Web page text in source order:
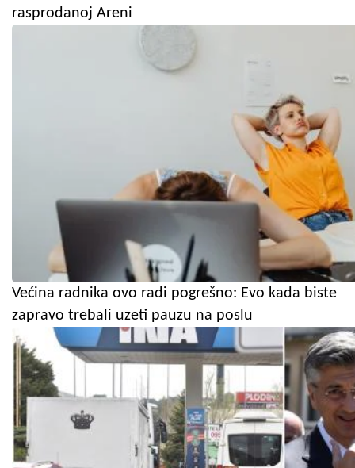
rasprodanoj Areni
Većina radnika ovo radi pogrešno: Evo kada biste
zapravo trebali uzeti pauzu na poslu